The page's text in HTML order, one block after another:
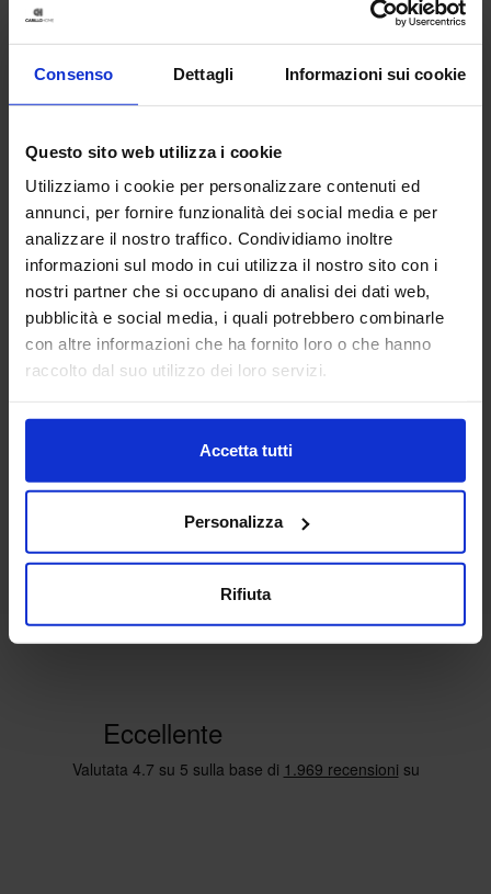
Consenso Dettagli Informazioni sui cookie
Questo sito web utilizza i cookie
Utilizziamo i cookie per personalizzare contenuti ed
annunci, per fornire funzionalità dei social media e per
analizzare il nostro traffico. Condividiamo inoltre
informazioni sul modo in cui utilizza il nostro sito con i
nostri partner che si occupano di analisi dei dati web,
pubblicità e social media, i quali potrebbero combinarle
con altre informazioni che ha fornito loro o che hanno
raccolto dal suo utilizzo dei loro servizi.
Accetta tutti
Personalizza
Rifiuta
Linea oro
Tenda Confezionata In Ciniglia Bliss
39,90 € Da 28,00 €
PannaTortoraGrigioOttanio